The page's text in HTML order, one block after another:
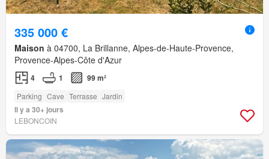
335 000 €
Maison à 04700, La Brillanne, Alpes-de-Haute-Provence,
Provence-Alpes-Côte d'Azur
4 1 99 m²
Parking Cave Terrasse Jardin
Il y a 30+ jours
LEBONCOIN